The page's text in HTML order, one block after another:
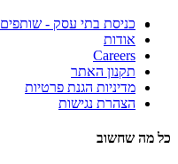
כניסת בתי עסק - שותפים
אודות
Careers
תקנון האתר
מדיניות הגנת פרטיות
הצהרת נגישות
כל מה שחשוב